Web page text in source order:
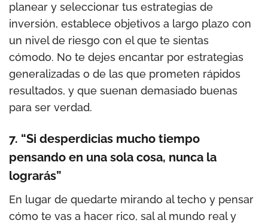
planear y seleccionar tus estrategias de
inversión, establece objetivos a largo plazo con
un nivel de riesgo con el que te sientas
cómodo. No te dejes encantar por estrategias
generalizadas o de las que prometen rápidos
resultados, y que suenan demasiado buenas
para ser verdad.
7. “Si desperdicias mucho tiempo
pensando en una sola cosa, nunca la
lograrás”
En lugar de quedarte mirando al techo y pensar
cómo te vas a hacer rico, sal al mundo real y